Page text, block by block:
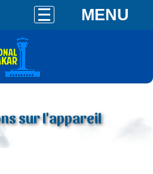
MENU
sur l'appareil